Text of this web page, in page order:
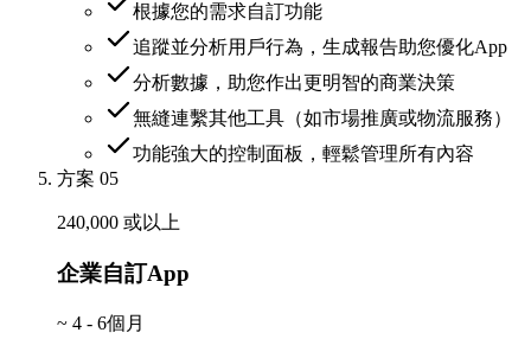
根據您的需求自訂功能
追蹤並分析用戶行為，生成報告助您優化App
分析數據，助您作出更明智的商業決策
無縫連繫其他工具（如市場推廣或物流服務）
功能強大的控制面板，輕鬆管理所有內容
方案 05
240,000 或以上
企業自訂App
~ 4 - 6個月